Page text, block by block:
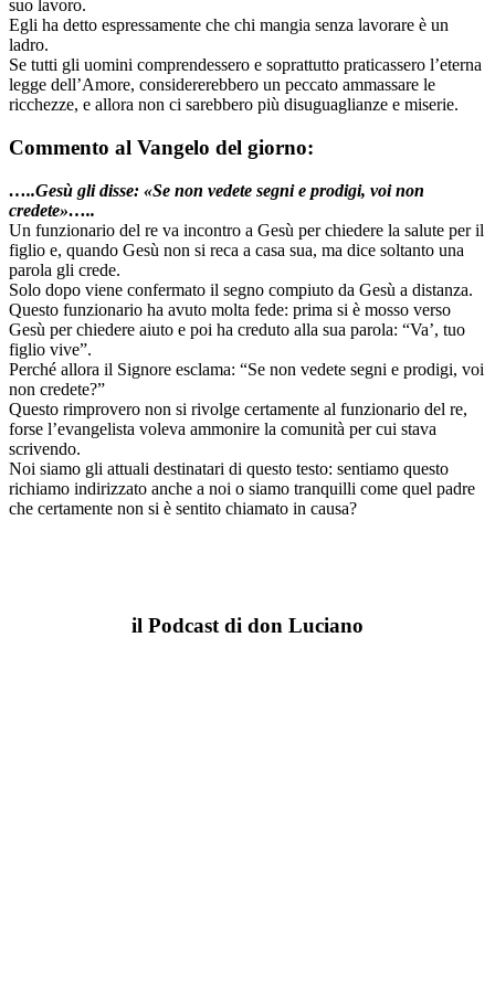
suo lavoro.
Egli ha detto espressamente che chi mangia senza lavorare è un
ladro.
Se tutti gli uomini comprendessero e soprattutto praticassero l’eterna
legge dell’Amore, considererebbero un peccato ammassare le
ricchezze, e allora non ci sarebbero più disuguaglianze e miserie.
Commento al Vangelo del giorno:
…..Gesù gli disse: «Se non vedete segni e prodigi, voinon
credete»…..
Un funzionario del re va incontro a Gesù per chiedere la salute per il
figlio e, quando Gesù non si reca a casa sua, ma dice soltanto una
parola gli crede.
Solo dopo viene confermato il segno compiuto da Gesù a distanza.
Questo funzionario ha avuto molta fede: prima si è mosso verso
Gesù per chiedere aiuto e poi ha creduto alla sua parola: “Va’, tuo
figlio vive”.
Perché allora il Signore esclama: “Se non vedete segni e prodigi, voi
non credete?”
Questo rimprovero non si rivolge certamente al funzionario del re,
forse l’evangelista voleva ammonire la comunità per cui stava
scrivendo.
Noi siamo gli attuali destinatari di questo testo: sentiamo questo
richiamo indirizzato anche a noi o siamo tranquilli come quel padre
che certamente non si è sentito chiamato in causa?
il Podcast di don Luciano